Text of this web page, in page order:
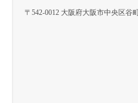
〒542-0012 大阪府大阪市中央区谷